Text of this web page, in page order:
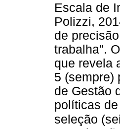
Escala de
Polizzi,
de
trabalha".
que revela
5 (sempre)
de Gestão
políticas
seleção